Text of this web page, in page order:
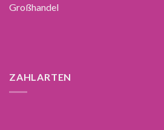
Großhandel
ZAHLARTEN